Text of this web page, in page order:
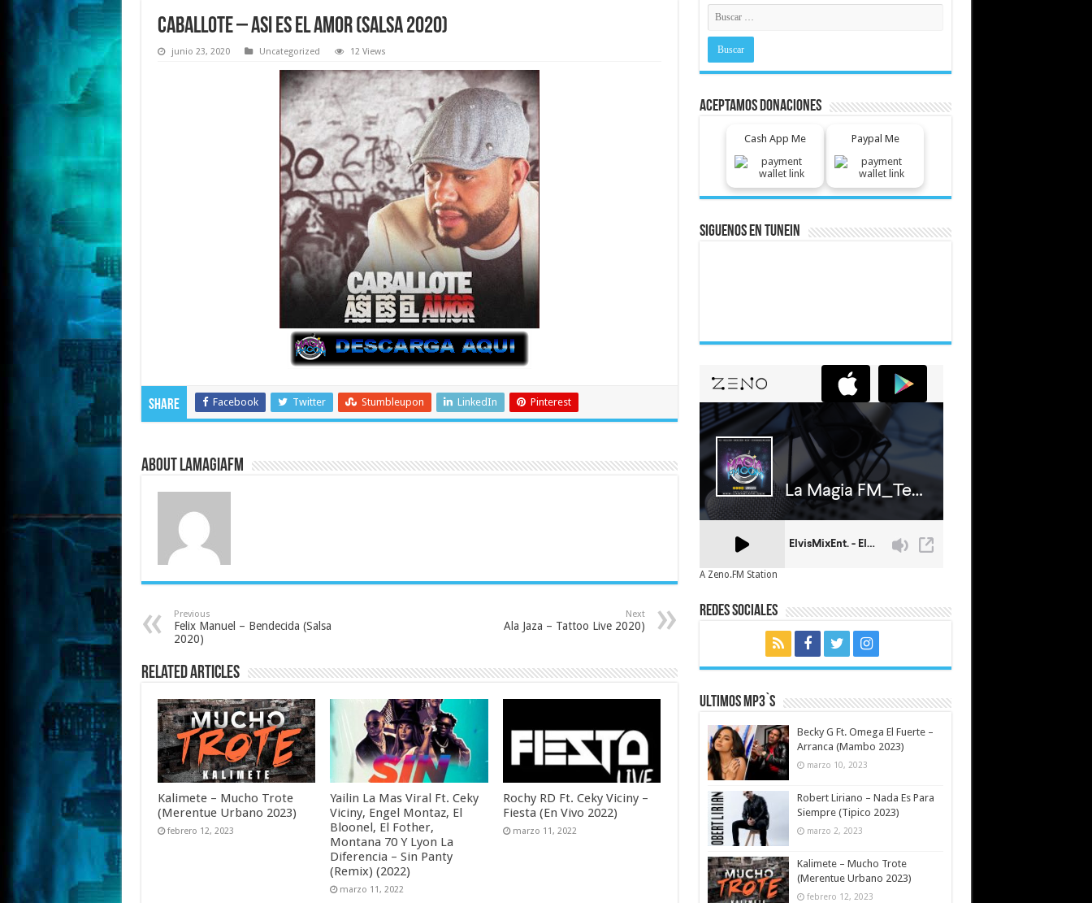
Caballote – Asi es el Amor (Salsa 2020)
junio 23, 2020 Uncategorized 12 Views
Share Facebook Twitter Stumbleupon LinkedIn Pinterest
About LaMagiaFM
Previous
Felix Manuel – Bendecida (Salsa
2020)
Next
Ala Jaza – Tattoo Live 2020)
Related Articles
Kalimete – Mucho Trote
(Merentue Urbano 2023)
febrero 12, 2023
Yailin La Mas Viral Ft. Ceky
Viciny, Engel Montaz, El
Bloonel, El Fother,
Montana 70 Y Lyon La
Diferencia – Sin Panty
(Remix) (2022)
marzo 11, 2022
Rochy RD Ft. Ceky Viciny –
Fiesta (En Vivo 2022)
marzo 11, 2022
Aceptamos Donaciones
Cash App Me Paypal Me
Siguenos En Tunein
A Zeno.FM Station
Redes Sociales
Ultimos MP3`s
Becky G Ft. Omega El Fuerte –
Arranca (Mambo 2023)
marzo 10, 2023
Robert Liriano – Nada Es Para
Siempre (Tipico 2023)
marzo 2, 2023
Kalimete – Mucho Trote
(Merentue Urbano 2023)
febrero 12, 2023